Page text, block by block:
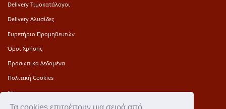
Τα cookies επιτρέπουν μια σειρά από
Delivery Τιμοκατάλογοι
Delivery Αλυσίδες
Ευρετήριο Προμηθευτών
Όροι Χρήσης
Προσωπικά Δεδομένα
Πολιτική Cookies
Sitemap
Press Kit